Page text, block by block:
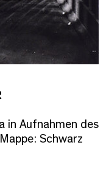
in Aufnahmen des
Schwarz